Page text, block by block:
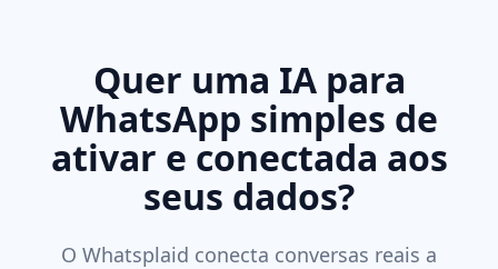
Quer uma IA para
WhatsApp simples de
ativar e conectada aos
seus dados?
O Whatsplaid conecta conversas reais a